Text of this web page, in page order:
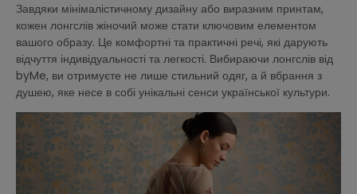
Завдяки мінімалістичному дизайну або виразним принтам,
кожен лонгслів жіночий може стати ключовим елементом
вашого образу. Це комфортні та практичні речі, які дарують
відчуття індивідуальності та легкості. Вибираючи лонгслів від
byMe, ви отримуєте не лише стильний одяг, а й вбрання з
душею, яке несе в собі унікальні сенси української культури.